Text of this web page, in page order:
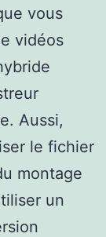
vous
vidéos
Aussi,
le fichier
montage
un